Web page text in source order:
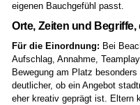
eigenen Bauchgefühl passt.
Orte, Zeiten und
Für die Einordnung: Bei
Aufschlag, Annahme,
Bewegung am Platz
deutlicher, ob ein Angebot
eher kreativ geprägt ist. Eltern